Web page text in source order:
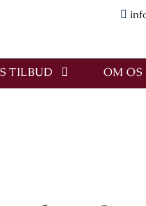
TILBUD OM OS